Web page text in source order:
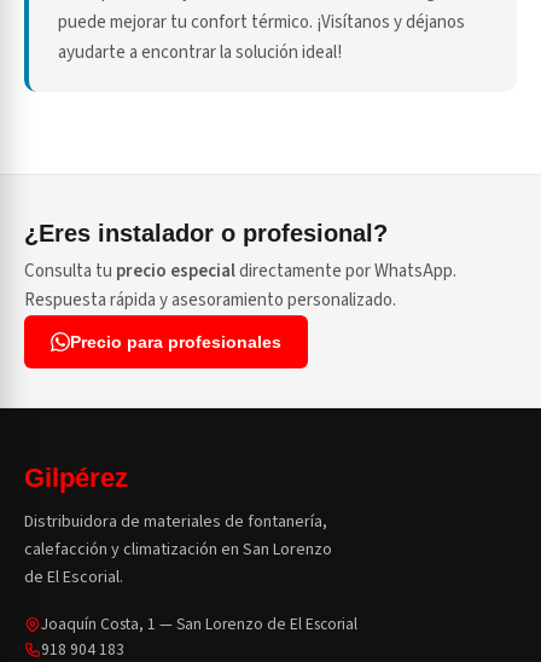
puede mejorar tu confort térmico. ¡Visítanos y déjanos
ayudarte a encontrar la solución ideal!
¿Eres instalador o profesional?
Consulta tu precio especialdirectamente por WhatsApp.
Respuesta rápida y asesoramiento personalizado.
Precio para profesionales
Gilpérez
Distribuidora de materiales de fontanería,
calefacción y climatización en San Lorenzo
de El Escorial.
Joaquín Costa, 1 — San Lorenzo de El Escorial
918 904 183